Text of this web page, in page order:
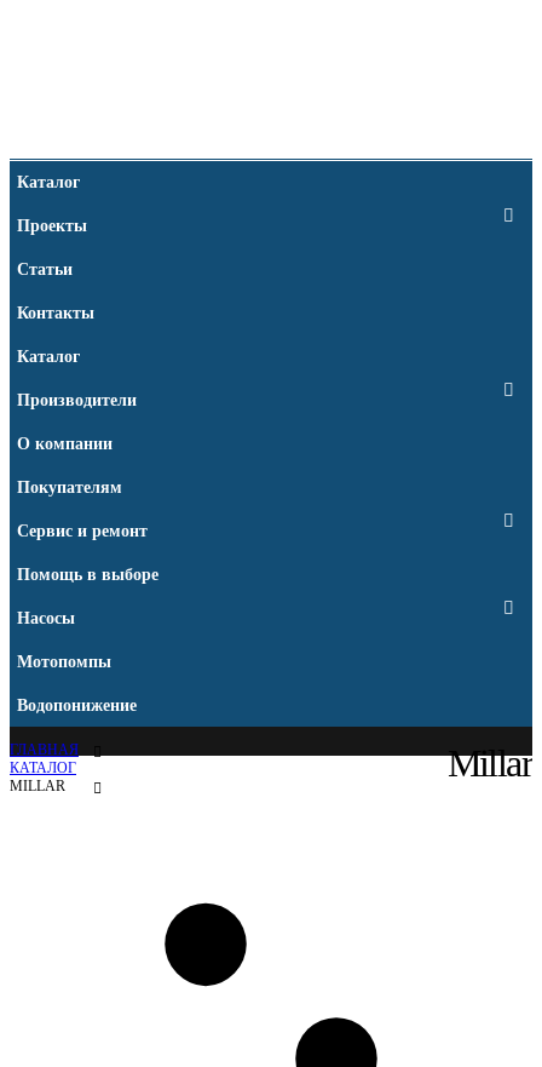
Каталог
Проекты
Статьи
Контакты
Каталог
Производители
О компании
Покупателям
Сервис и ремонт
Помощь в выборе
Насосы
Мотопомпы
Водопонижение
Millar
ГЛАВНАЯ
КАТАЛОГ
MILLAR